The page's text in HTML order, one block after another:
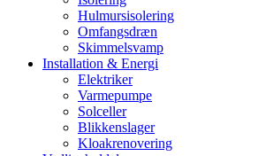
Hulmursisolering
Omfangsdræn
Skimmelsvamp
Installation & Energi
Elektriker
Varmepumpe
Solceller
Blikkenslager
Kloakrenovering